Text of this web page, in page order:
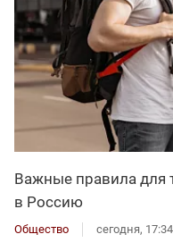
Важные правила для
в Россию
Общество сегодня, 17:34